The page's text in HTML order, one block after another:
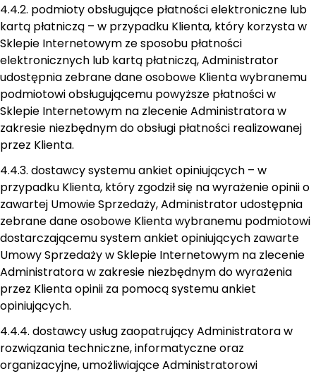
4.4.2. podmioty obsługujące płatności elektroniczne lub
kartą płatniczą – w przypadku Klienta, który korzysta w
Sklepie Internetowym ze sposobu płatności
elektronicznych lub kartą płatniczą, Administrator
udostępnia zebrane dane osobowe Klienta wybranemu
podmiotowi obsługującemu powyższe płatności w
Sklepie Internetowym na zlecenie Administratora w
zakresie niezbędnym do obsługi płatności realizowanej
przez Klienta.
4.4.3. dostawcy systemu ankiet opiniujących – w
przypadku Klienta, który zgodził się na wyrażenie opinii o
zawartej Umowie Sprzedaży, Administrator udostępnia
zebrane dane osobowe Klienta wybranemu podmiotowi
dostarczającemu system ankiet opiniujących zawarte
Umowy Sprzedaży w Sklepie Internetowym na zlecenie
Administratora w zakresie niezbędnym do wyrażenia
przez Klienta opinii za pomocą systemu ankiet
opiniujących.
4.4.4. dostawcy usług zaopatrujący Administratora w
rozwiązania techniczne, informatyczne oraz
organizacyjne, umożliwiające Administratorowi